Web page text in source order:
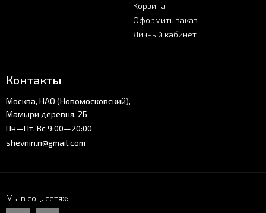
Корзина
Оформить заказ
Личный кабинет
Контакты
Москва, НАО (Новомосковский),
Мамыри деревня, 2Б
Пн—Пт, Вс 9:00—20:00
shevnin.n@gmail.com
Мы в соц. сетях